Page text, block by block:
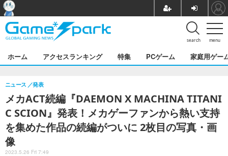
menu
search
ホーム アクセスランキング 特集 PCゲーム 家庭用ゲー
メカACT続編『DAEMON X MACHINA TITANI
C SCION』発表！メカゲーファンから熱い支持
を集めた作品の続編がついに 2枚目の写真・画
像
ニュース 発表
2023.5.26 Fri 7:49